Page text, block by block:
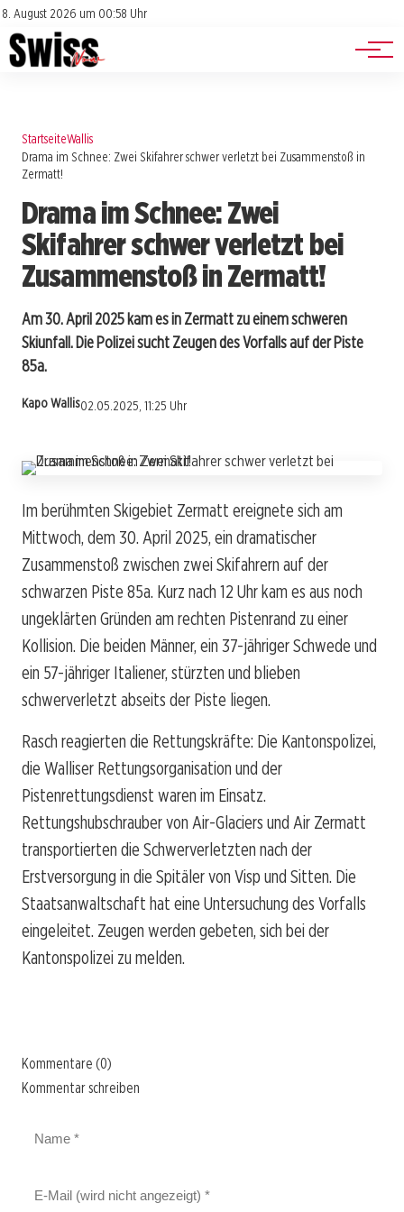
8. August 2026 um 00:58 Uhr
Impressum
Datenschutz
Jobs
Events
StartseiteWallis
Drama im Schnee: Zwei Skifahrer schwer verletzt bei Zusammenstoß in
Zermatt!
Drama im Schnee: Zwei
Skifahrer schwer verletzt bei
Zusammenstoß in Zermatt!
Am 30. April 2025 kam es in Zermatt zu einem schweren
Skiunfall. Die Polizei sucht Zeugen des Vorfalls auf der Piste
85a.
Kapo Wallis02.05.2025, 11:25 Uhr
Im berühmten Skigebiet Zermatt ereignete sich am
Mittwoch, dem 30. April 2025, ein dramatischer
Zusammenstoß zwischen zwei Skifahrern auf der
schwarzen Piste 85a. Kurz nach 12 Uhr kam es aus noch
ungeklärten Gründen am rechten Pistenrand zu einer
Kollision. Die beiden Männer, ein 37-jähriger Schwede und
ein 57-jähriger Italiener, stürzten und blieben
schwerverletzt abseits der Piste liegen.
Rasch reagierten die Rettungskräfte: Die Kantonspolizei,
die Walliser Rettungsorganisation und der
Pistenrettungsdienst waren im Einsatz.
Rettungshubschrauber von Air-Glaciers und Air Zermatt
transportierten die Schwerverletzten nach der
Erstversorgung in die Spitäler von Visp und Sitten. Die
Staatsanwaltschaft hat eine Untersuchung des Vorfalls
eingeleitet. Zeugen werden gebeten, sich bei der
Kantonspolizei zu melden.
Kommentare (0)
Kommentar schreiben